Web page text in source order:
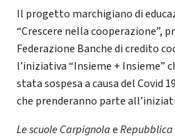
Il progetto marchigiano di
“Crescere nella cooperazione”,
Federazione Banche di credito
l’iniziativa “Insieme + Insieme”
stata sospesa a causa del Covid
che prenderanno parte
Le scuole CarpignolaeRepubblica